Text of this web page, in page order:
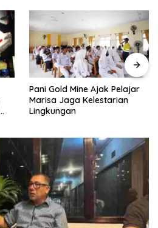
Pani Gold Mine Ajak Pelajar
Marisa Jaga Kelestarian
Lingkungan